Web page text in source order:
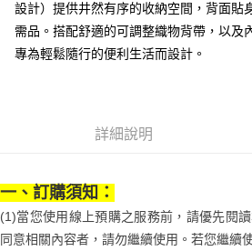
1.分期款項不併入電信帳單，「大哥付你分期
醒簡訊。
2.透過簡訊連結打開帳單後，可選擇「超商條碼
帳／街口支付／iPASS MONEY」等通路繳費。
買賣價金債權讓與本公司後，依約使用本公司
由本公司與您本人進行分期帳單所需資料之確認
3.完整用戶服務條款，請詳閱以下連結：
【「AFTEE先享後付」結帳流程】
１．於結帳方式選擇「AFTEE先享後付」後，
結帳頁面，進行簡訊認證並確認金額後，即可完
２．訂單成立數日內，您將收到繳費通知簡訊。
購買商品的店家。未經商家同意取消之訂單仍
客戶支援中心」
https://
１．透過由恩沛科技股份有限公司提供之「
每筆NT$70，滿NT$899(含以上)免運費
付款後7-11取貨
每筆NT$100，滿NT$1,000(含以上)免運費
請自備購物袋，若需購買紙袋可現場詢問
免運費
設計）提供井然有序的收納空間，背面貼
需品。搭配舒適的可調整織物背帶，以及
專為輕鬆隨行的便利生活而設計。
詳細說明
一、訂購須知：
(1)當您使用線上預購之服務前，請優先閱
同意相關內容者，請勿繼續使用。若您繼續